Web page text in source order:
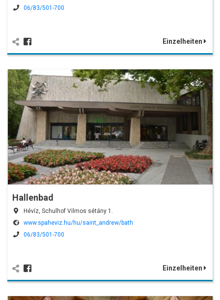
06/83/501-700
Einzelheiten
Hallenbad
Hévíz, Schulhof Vilmos sétány 1.
www.spaheviz.hu/hu/saint_andrew/bath
06/83/501-700
Einzelheiten